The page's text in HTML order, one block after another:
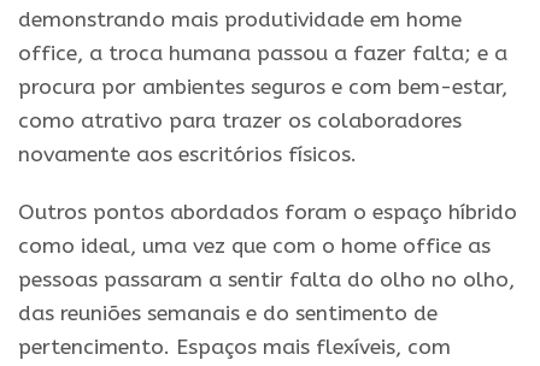
demonstrando mais produtividade em home
office, a troca humana passou a fazer falta; e a
procura por ambientes seguros e com bem-estar,
como atrativo para trazer os colaboradores
novamente aos escritórios físicos.
Outros pontos abordados foram o espaço híbrido
como ideal, uma vez que com o home office as
pessoas passaram a sentir falta do olho no olho,
das reuniões semanais e do sentimento de
pertencimento. Espaços mais flexíveis, com